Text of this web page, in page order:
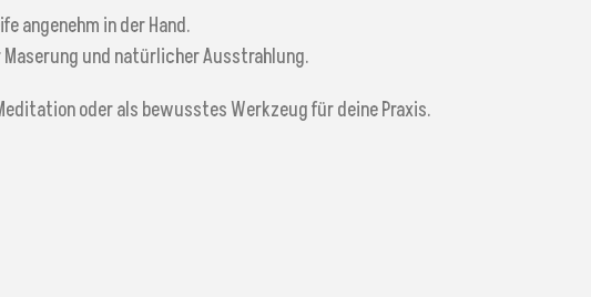
angenehm in der Hand.
und natürlicher Ausstrahlung.
oder als bewusstes Werkzeug für deine Praxis.